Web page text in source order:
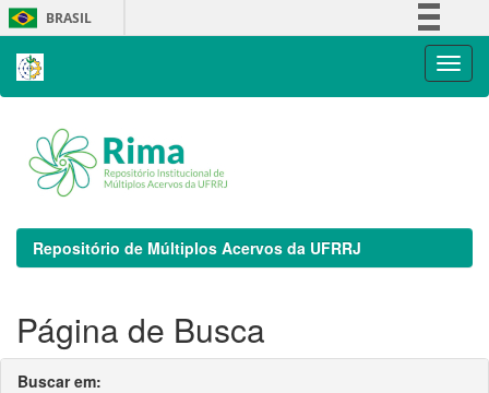
Skip
navigation
BRASIL
Repositório de Múltiplos Acervos da UFRRJ
Página de Busca
Buscar em: